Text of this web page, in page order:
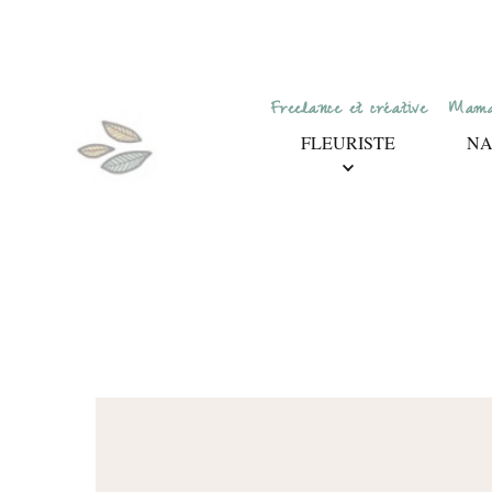
Freelance et créative
FLEURISTE